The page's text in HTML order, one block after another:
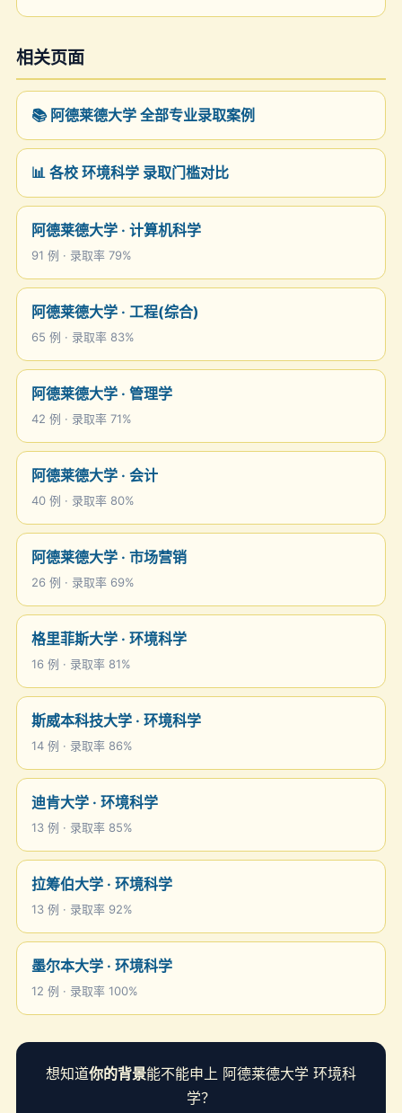
相关页面
📚 阿德莱德大学 全部专业录取案例
📊 各校 环境科学 录取门槛对比
阿德莱德大学 · 计算机科学
91 例 · 录取率 79%
阿德莱德大学 · 工程(综合)
65 例 · 录取率 83%
阿德莱德大学 · 管理学
42 例 · 录取率 71%
阿德莱德大学 · 会计
40 例 · 录取率 80%
阿德莱德大学 · 市场营销
26 例 · 录取率 69%
格里菲斯大学 · 环境科学
16 例 · 录取率 81%
斯威本科技大学 · 环境科学
14 例 · 录取率 86%
迪肯大学 · 环境科学
13 例 · 录取率 85%
拉筹伯大学 · 环境科学
13 例 · 录取率 92%
墨尔本大学 · 环境科学
12 例 · 录取率 100%
想知道你的背景能不能申上 阿德莱德大学 环境科
学？